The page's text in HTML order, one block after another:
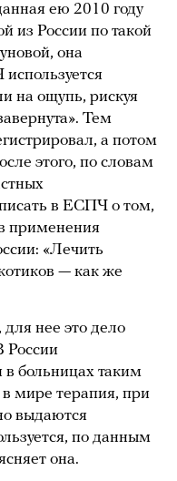
ею 2010 году
из России по такой
она
на ощупь, рискуя
Тем
а потом
этого, по словам
в ЕСПЧ о том,
применения
«Лечить
— как же
нее это дело
России
больницах таким
мире терапия, при
выдаются
по данным
она.